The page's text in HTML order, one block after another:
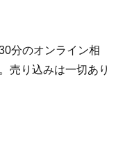
分のオンライン相
売り込みは一切あり